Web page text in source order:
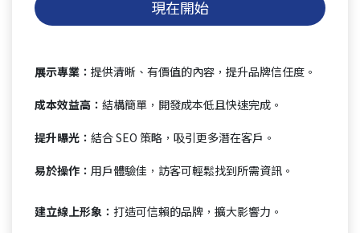
現在開始
展示專業： 提供清晰、有價值的內容，提升品牌信任度。
成本效益高： 結構簡單，開發成本低且快速完成。
提升曝光： 結合 SEO 策略，吸引更多潛在客戶。
易於操作： 用戶體驗佳，訪客可輕鬆找到所需資訊。
建立線上形象： 打造可信賴的品牌，擴大影響力。